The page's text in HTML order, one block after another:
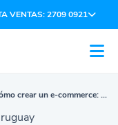
VENTAS: 2709 0921
Cómo crear un e-commerce: guía completa para emprendedores en Uruguay